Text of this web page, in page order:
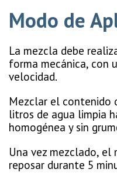
Modo de
La mezcla debe
forma mecánica, con
velocidad.
Mezclar el contenido
litros de agua limpia
homogénea y sin
Una vez mezclado,
reposar durante 5